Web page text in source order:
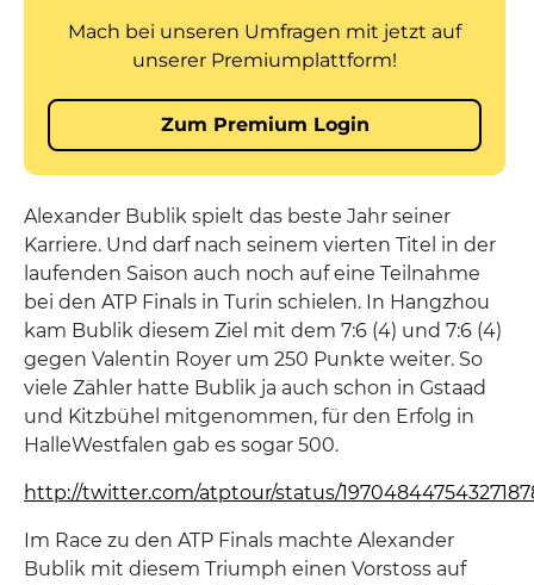
Alexander Bublik spielt das beste Jahr seiner
Karriere. Und darf nach seinem vierten Titel in der
laufenden Saison auch noch auf eine Teilnahme
bei den ATP Finals in Turin schielen. In Hangzhou
kam Bublik diesem Ziel mit dem 7:6 (4) und 7:6 (4)
gegen Valentin Royer um 250 Punkte weiter. So
viele Zähler hatte Bublik ja auch schon in Gstaad
und Kitzbühel mitgenommen, für den Erfolg in
HalleWestfalen gab es sogar 500.
http://twitter.com/atptour/status/
Im Race zu den ATP Finals machte Alexander
Bublik mit diesem Triumph einen Vorstoss auf